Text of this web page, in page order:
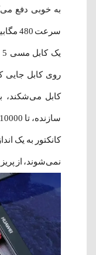
به خوبی دفع
سرعت
روی کابل جایی
کابل می‌شکند،
کانکتور به یک
نمی‌شوند، از